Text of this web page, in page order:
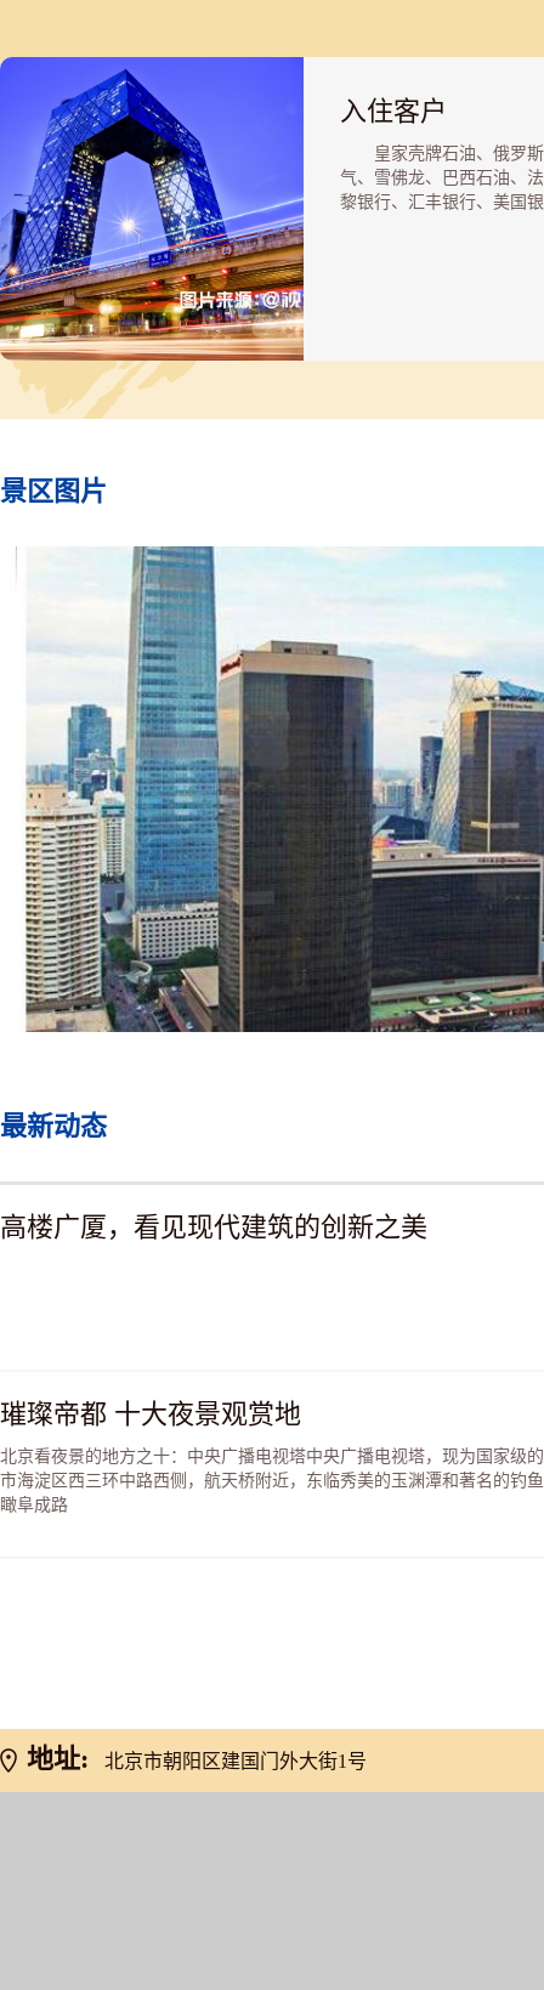
入住客户
皇家壳牌石油、俄罗斯
气、雪佛龙、巴西石油、
黎银行、汇丰银行、美国
美航空、斯普林特、菲利
景区图片
最新动态
高楼广厦，看见现代建筑的创新之美
璀璨帝都 十大夜景观赏地
北京看夜景的地方之十：中央广播电视塔中央广播电视塔，现为国家级
市海淀区西三环中路西侧，航天桥附近，东临秀美的玉渊潭和著名的钓
瞰阜成路
地址:
北京市朝阳区建国门外大街1号